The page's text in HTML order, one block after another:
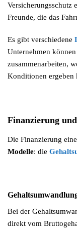
Versicherungsschutz
Freunde, die das
Es gibt verschiedene
Unternehmen
zusammenarbeiten,
Konditionen ergeben
Finanzierung
Die Finanzierung
Modelle: die
Bei der
direkt vom